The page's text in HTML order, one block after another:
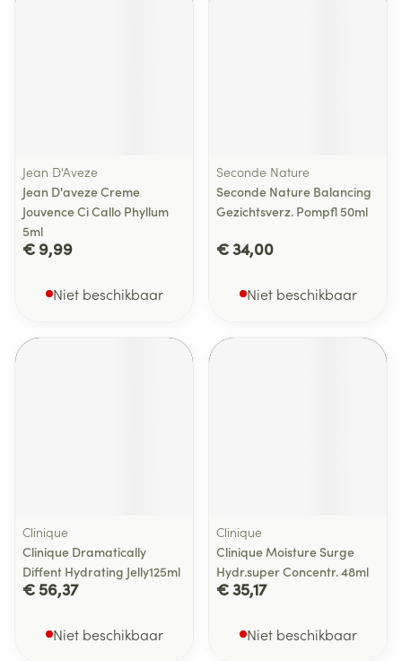
Jean D'Aveze
Jean D'aveze Creme
Jouvence Ci Callo Phyllum
5ml
€ 9,99
Niet beschikbaar
Seconde Nature
Seconde Nature Balancing
Gezichtsverz. Pompfl 50ml
€ 34,00
Niet beschikbaar
Clinique
Clinique Dramatically
Diffent Hydrating Jelly125ml
€ 56,37
Niet beschikbaar
Clinique
Clinique Moisture Surge
Hydr.super Concentr. 48ml
€ 35,17
Niet beschikbaar